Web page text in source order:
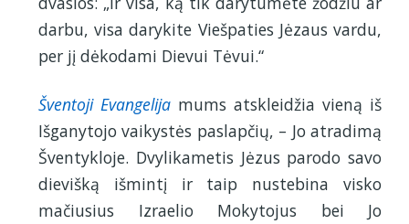
darbu, visa darykite Viešpaties Jėzaus vardu,
per jį dėkodami Dievui Tėvui.“
Šventoji Evangelija mums atskleidžia vieną iš
Išganytojo vaikystės paslapčių, – Jo atradimą
Šventykloje. Dvylikametis Jėzus parodo savo
dievišką išmintį ir taip nustebina visko
mačiusius Izraelio Mokytojus bei Jo